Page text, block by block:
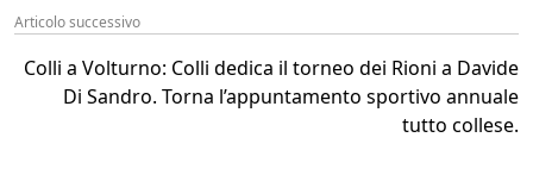
Articolo successivo
Colli a Volturno: Colli dedica il torneo dei Rioni a Davide
Di Sandro. Torna l’appuntamento sportivo annuale
tutto collese.